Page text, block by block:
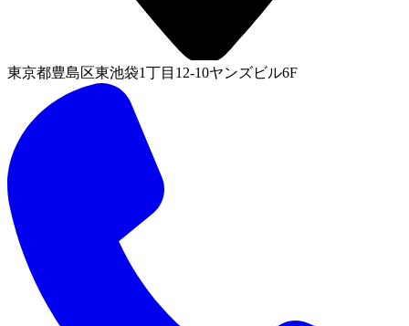
東京都豊島区東池袋1丁目12-10ヤンズビル6F